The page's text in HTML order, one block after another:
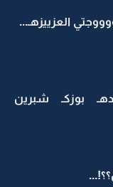
العزييزهـ...
بوزكـ شبرين